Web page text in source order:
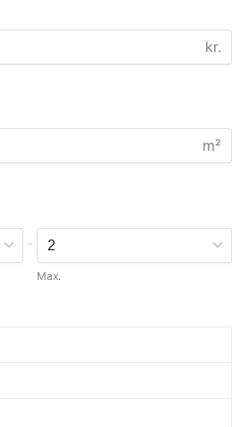
kr.
m²
-
Max.